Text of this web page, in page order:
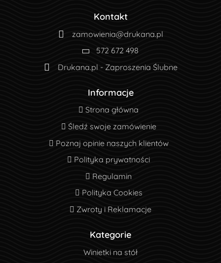
Kontakt
zamowienia@drukana.pl
572 672 498
Drukana.pl - Zaproszenia Ślubne
Informacje
Strona główna
Strona główna
Śledź swoje zamówienie
Śledź swoje zamówienie
Poznaj opinie naszych klientów
Poznaj opinie naszych klientów
Polityka prywatności
Polityka prywatności
Regulamin
Regulamin
Polityka Cookies
Polityka Cookies
Zwroty i Reklamacje
Zwroty i Reklamacje
Kategorie
Winietki na stół